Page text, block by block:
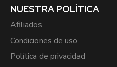
NUESTRA POLÍTICA
Afiliados
Condiciones de uso
Política de privacidad